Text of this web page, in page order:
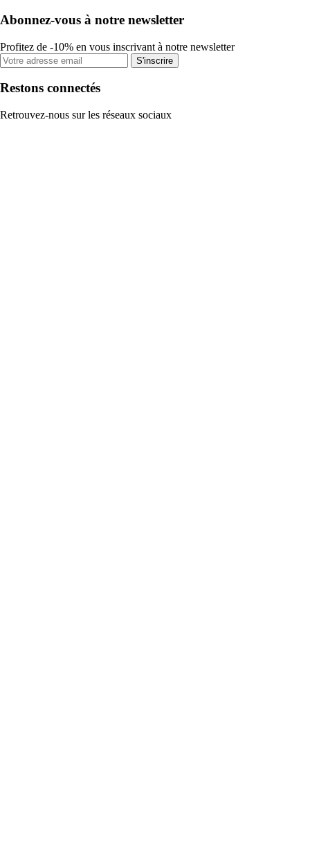
Abonnez-vous à notre newsletter
Profitez de -10% en vous inscrivant à notre newsletter
S'inscrire
Restons connectés
Retrouvez-nous sur les réseaux sociaux